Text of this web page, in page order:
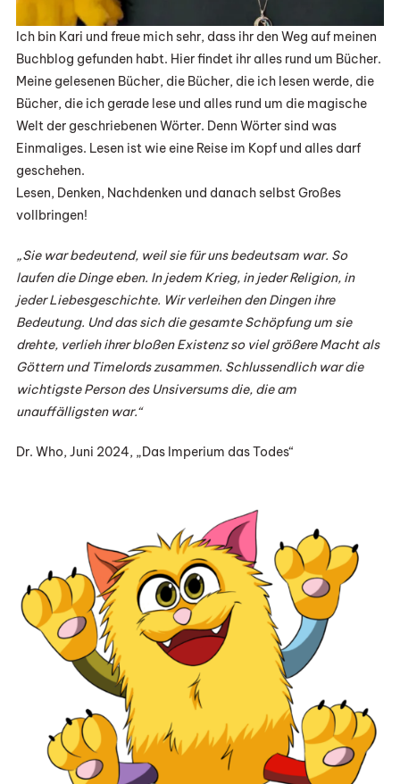
Ich bin Kari und freue mich sehr, dass ihr den Weg auf meinen
Buchblog gefunden habt. Hier findet ihr alles rund um Bücher.
Meine gelesenen Bücher, die Bücher, die ich lesen werde, die
Bücher, die ich gerade lese und alles rund um die magische
Welt der geschriebenen Wörter. Denn Wörter sind was
Einmaliges. Lesen ist wie eine Reise im Kopf und alles darf
geschehen.
Lesen, Denken, Nachdenken und danach selbst Großes
vollbringen!
„Sie war bedeutend, weil sie für uns bedeutsam war. So
laufen die Dinge eben. In jedem Krieg, in jeder Religion, in
jeder Liebesgeschichte. Wir verleihen den Dingen ihre
Bedeutung. Und das sich die gesamte Schöpfung um sie
drehte, verlieh ihrer bloßen Existenz so viel größere Macht als
Göttern und Timelords zusammen. Schlussendlich war die
wichtigste Person des Unsiversums die, die am
unauffälligsten war.“
Dr. Who, Juni 2024, „Das Imperium das Todes“